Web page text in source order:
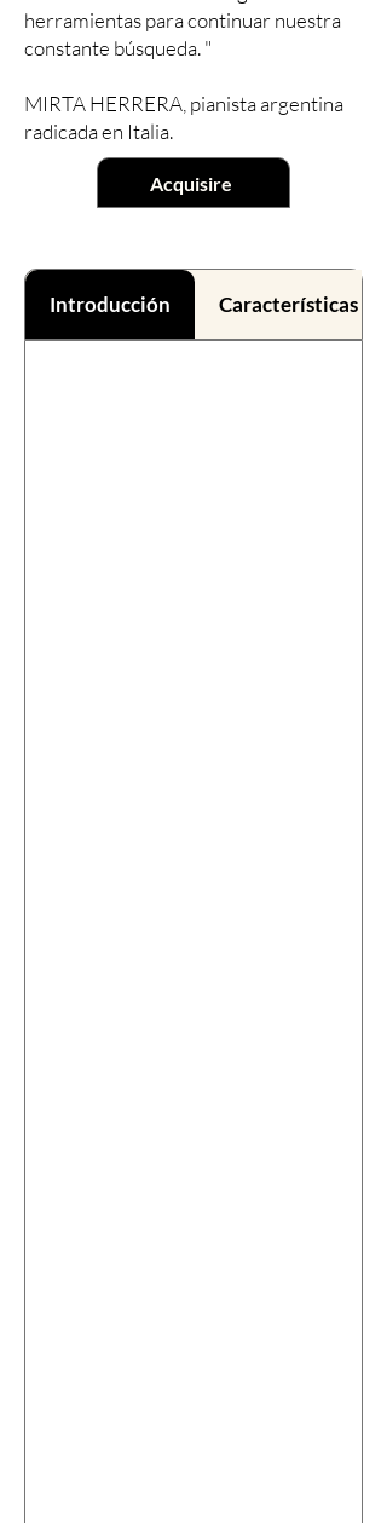
herramientas para continuar nuestra
constante búsqueda. "
MIRTA HERRERA, pianista argentina
radicada en Italia.
Acquisire
Introducción Características